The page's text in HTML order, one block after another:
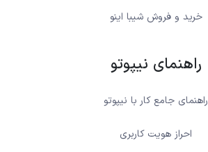
خرید و فروش شیبا اینو
راهنمای نیپوتو
راهنمای جامع کار با نیپوتو
احراز هویت کاربری